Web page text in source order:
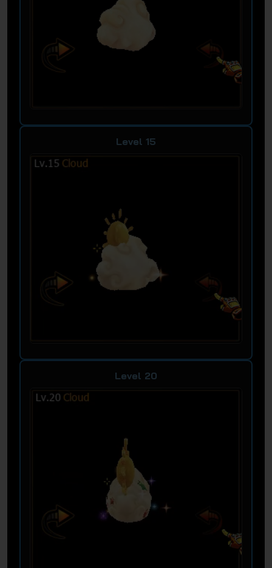
Level 15
Level 20